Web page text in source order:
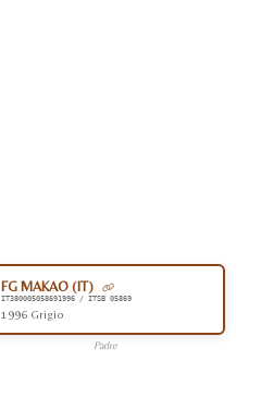
FG MAKAO (IT)
IT380005058691996 / ITSB 05869
1996 Grigio
Padre